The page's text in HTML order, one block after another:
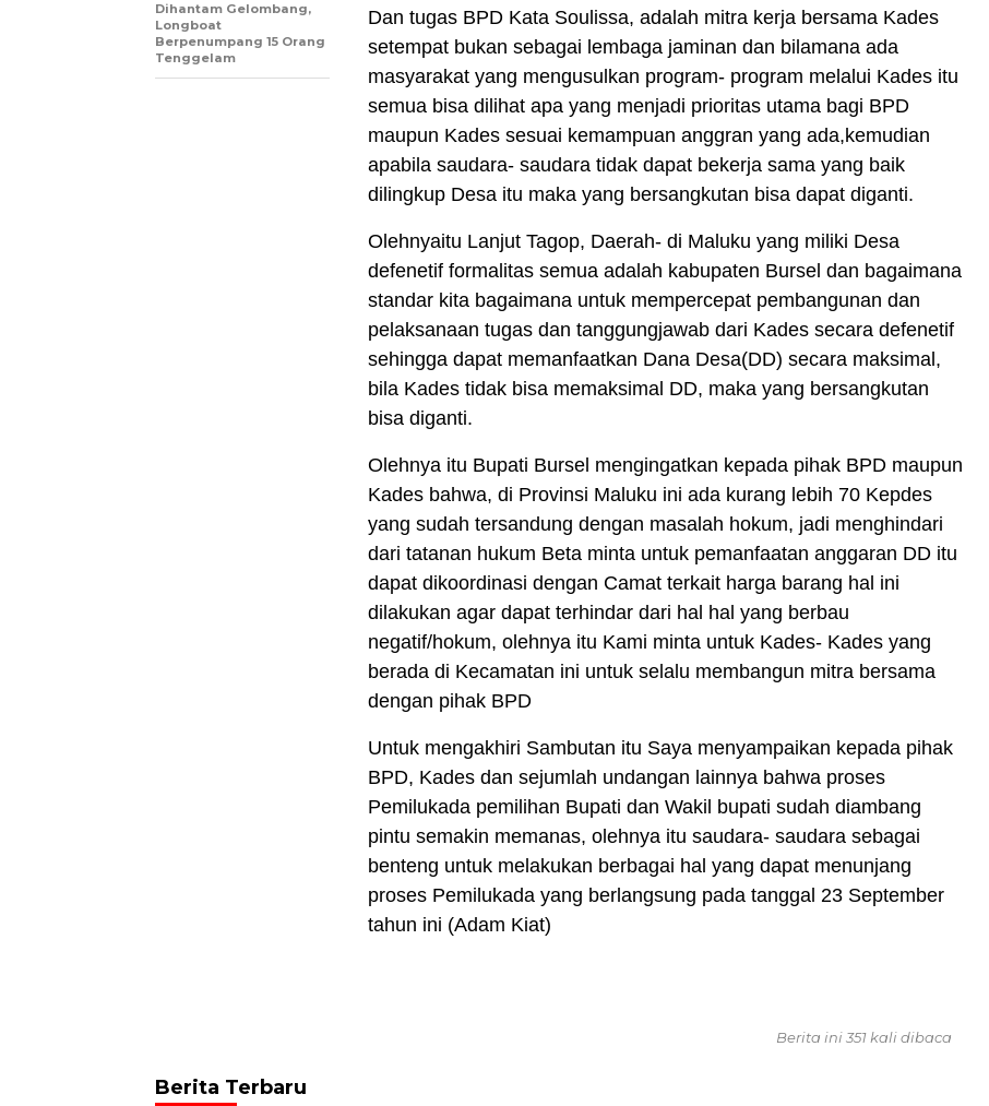
Dan tugas BPD Kata Soulissa, adalah mitra kerja bersama Kades
setempat bukan sebagai lembaga jaminan dan bilamana ada
masyarakat yang mengusulkan program- program melalui Kades itu
semua bisa dilihat apa yang menjadi prioritas utama bagi BPD
maupun Kades sesuai kemampuan anggran yang ada,kemudian
apabila saudara- saudara tidak dapat bekerja sama yang baik
dilingkup Desa itu maka yang bersangkutan bisa dapat diganti.
Olehnyaitu Lanjut Tagop, Daerah- di Maluku yang miliki Desa
defenetif formalitas semua adalah kabupaten Bursel dan bagaimana
standar kita bagaimana untuk mempercepat pembangunan dan
pelaksanaan tugas dan tanggungjawab dari Kades secara defenetif
sehingga dapat memanfaatkan Dana Desa(DD) secara maksimal,
bila Kades tidak bisa memaksimal DD, maka yang bersangkutan
bisa diganti.
Olehnya itu Bupati Bursel mengingatkan kepada pihak BPD maupun
Kades bahwa, di Provinsi Maluku ini ada kurang lebih 70 Kepdes
yang sudah tersandung dengan masalah hokum, jadi menghindari
dari tatanan hukum Beta minta untuk pemanfaatan anggaran DD itu
dapat dikoordinasi dengan Camat terkait harga barang hal ini
dilakukan agar dapat terhindar dari hal hal yang berbau
negatif/hokum, olehnya itu Kami minta untuk Kades- Kades yang
berada di Kecamatan ini untuk selalu membangun mitra bersama
dengan pihak BPD
Untuk mengakhiri Sambutan itu Saya menyampaikan kepada pihak
BPD, Kades dan sejumlah undangan lainnya bahwa proses
Pemilukada pemilihan Bupati dan Wakil bupati sudah diambang
pintu semakin memanas, olehnya itu saudara- saudara sebagai
benteng untuk melakukan berbagai hal yang dapat menunjang
proses Pemilukada yang berlangsung pada tanggal 23 September
tahun ini (Adam Kiat)
Dihantam Gelombang,
Longboat
Berpenumpang 15 Orang
Tenggelam
Berita ini 351 kali dibaca
Berita Terbaru